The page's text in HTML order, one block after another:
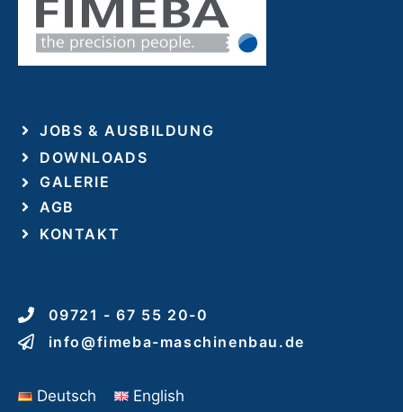
JOBS & AUSBILDUNG
DOWNLOADS
GALERIE
AGB
KONTAKT
09721 - 67 55 20-0
info@fimeba-maschinenbau.de
Deutsch English